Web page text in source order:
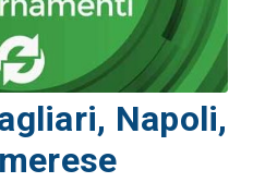
Napoli,